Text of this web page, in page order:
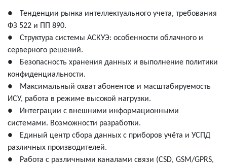
●
Тенденции рынка интеллектуального учета, требования
ФЗ 522 и ПП 890.
●
Структура системы АСКУЭ: особенности облачного и
серверного решений.
●
Безопасность хранения данных и выполнение политики
конфиденциальности.
●
Максимальный охват абонентов и масштабируемость
ИСУ, работа в режиме высокой нагрузки.
●
Интеграции с внешними информационными
системами. Возможности разработки.
●
Единый центр сбора данных с приборов учёта и УСПД
различных производителей.
●
Работа с различными каналами связи (CSD, GSM/GPRS,